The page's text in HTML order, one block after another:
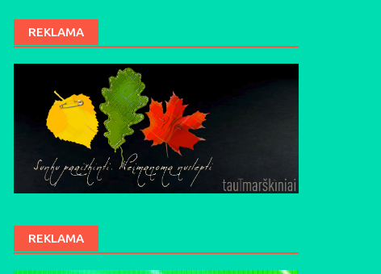
REKLAMA
REKLAMA